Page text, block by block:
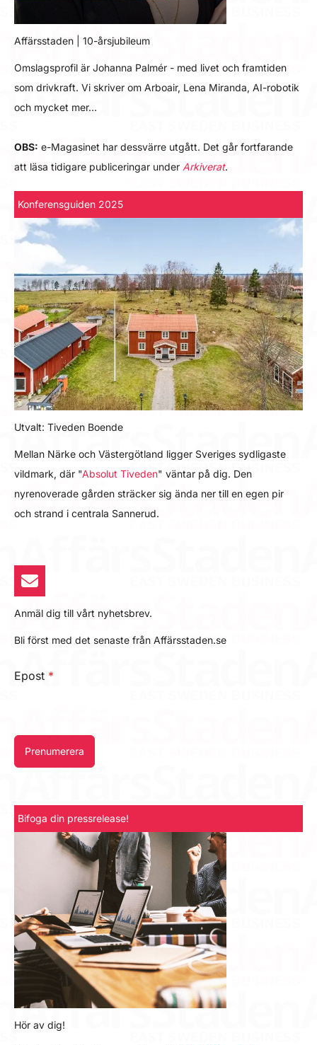
Affärsstaden | 10-årsjubileum
Omslagsprofil är Johanna Palmér - med livet och framtiden
som drivkraft. Vi skriver om Arboair, Lena Miranda, AI-robotik
och mycket mer…
OBS: e-Magasinet har dessvärre utgått. Det går fortfarande
att läsa tidigare publiceringar under Arkiverat.
Konferensguiden 2025
Utvalt: Tiveden Boende
Mellan Närke och Västergötland ligger Sveriges sydligaste
vildmark, där "Absolut Tiveden" väntar på dig. Den
nyrenoverade gården sträcker sig ända ner till en egen pir
och strand i centrala Sannerud.
Anmäl dig till vårt nyhetsbrev.
Bli först med det senaste från Affärsstaden.se
Epost *
Prenumerera
Bifoga din pressrelease!
Hör av dig!